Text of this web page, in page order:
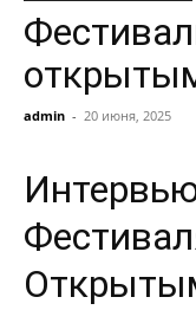
admin - 20 июня, 2025